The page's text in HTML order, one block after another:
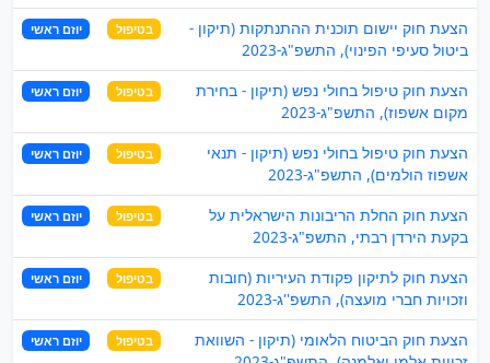
הצעת חוק יישום תוכנית ההתנתקות (תיקון -
ביטול סעיפי הפינוי), התשפ"ג-2023
בטיפול יוזם ראשי
הצעת חוק טיפול בחולי נפש (תיקון - בחירת
מקום אשפוז), התשפ"ג-2023
בטיפול יוזם ראשי
הצעת חוק טיפול בחולי נפש (תיקון - תנאי
אשפוז הולמים), התשפ"ג-2023
בטיפול יוזם ראשי
הצעת חוק החלת הריבונות הישראלית על
בקעת הירדן רבתי, התשפ"ג-2023
בטיפול יוזם ראשי
הצעת חוק לתיקון פקודת העיריות (חובות
וזכויות חברי מועצה), התשפ''ג-2023
בטיפול יוזם ראשי
הצעת חוק הביטוח הלאומי (תיקון - השוואת
בטיפול יוזם ראשי